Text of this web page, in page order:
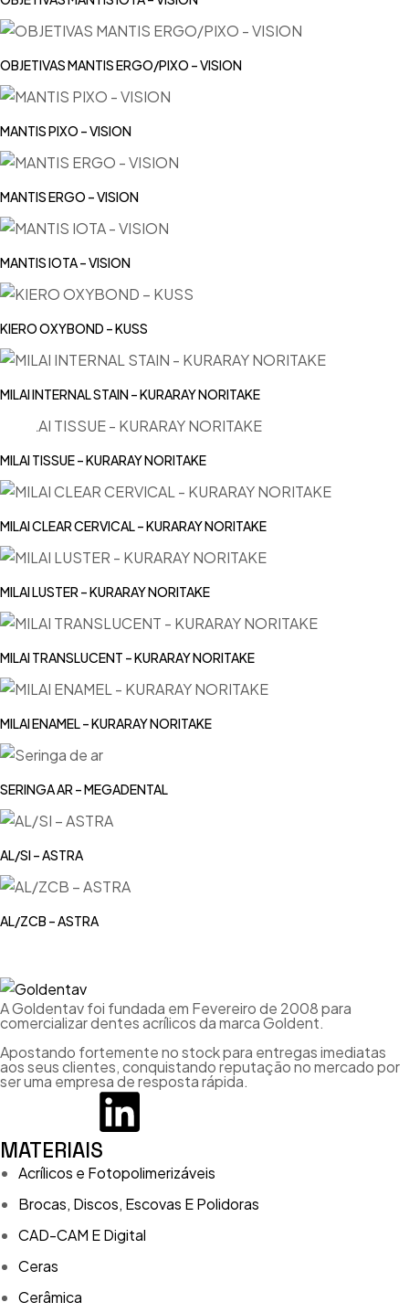
OBJETIVAS MANTIS ERGO/PIXO – VISION
MANTIS PIXO – VISION
MANTIS ERGO – VISION
MANTIS IOTA – VISION
KIERO OXYBOND – KUSS
MILAI INTERNAL STAIN – KURARAY NORITAKE
MILAI TISSUE – KURARAY NORITAKE
MILAI CLEAR CERVICAL – KURARAY NORITAKE
MILAI LUSTER – KURARAY NORITAKE
MILAI TRANSLUCENT – KURARAY NORITAKE
MILAI ENAMEL – KURARAY NORITAKE
SERINGA AR – MEGADENTAL
AL/SI – ASTRA
AL/ZCB – ASTRA
A Goldentav foi fundada em Fevereiro de 2008 para
comercializar dentes acrílicos da marca Goldent.
Apostando fortemente no stock para entregas imediatas
aos seus clientes, conquistando reputação no mercado por
ser uma empresa de resposta rápida.
MATERIAIS
Acrílicos e Fotopolimerizáveis
Brocas, Discos, Escovas E Polidoras
CAD-CAM E Digital
Ceras
Cerâmica